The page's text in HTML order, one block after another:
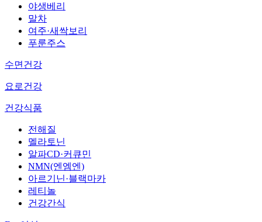
야생베리
말차
여주·새싹보리
푸룬주스
수면건강
요로건강
건강식품
전해질
멜라토닌
알파CD·커큐민
NMN(엔엠엔)
아르기닌·블랙마카
레티놀
건강간식